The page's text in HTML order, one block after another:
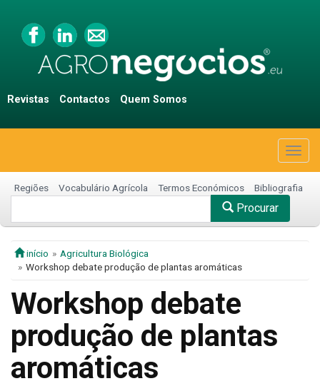
Revistas Contactos Quem Somos
Regiões Vocabulário Agrícola Termos Económicos Bibliografia
Procurar
início
Agricultura Biológica
Workshop debate produção de plantas aromáticas
Workshop debate
produção de plantas
aromáticas